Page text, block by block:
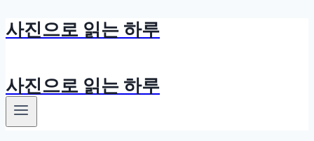
Skip
사진으로 읽는 하루
사진으로 읽는 하루